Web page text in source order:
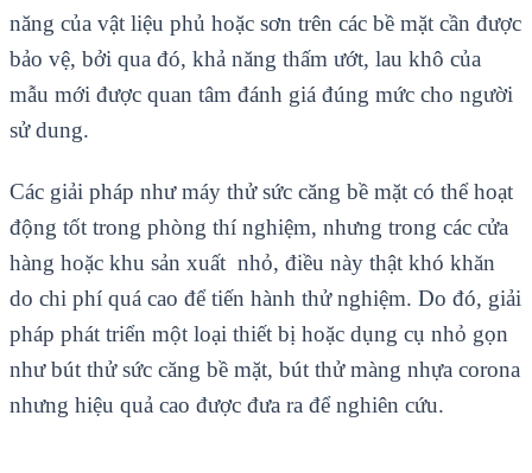
năng của vật liệu phủ hoặc sơn trên các bề mặt cần được
bảo vệ, bởi qua đó, khả năng thấm ướt, lau khô của
mẫu mới được quan tâm đánh giá đúng mức cho người
sử dung.
Các giải pháp như máy thử sức căng bề mặt có thể hoạt
động tốt trong phòng thí nghiệm, nhưng trong các cửa
hàng hoặc khu sản xuất nhỏ, điều này thật khó khăn
do chi phí quá cao để tiến hành thử nghiệm. Do đó, giải
pháp phát triển một loại thiết bị hoặc dụng cụ nhỏ gọn
như bút thử sức căng bề mặt, bút thử màng nhựa corona
nhưng hiệu quả cao được đưa ra để nghiên cứu.